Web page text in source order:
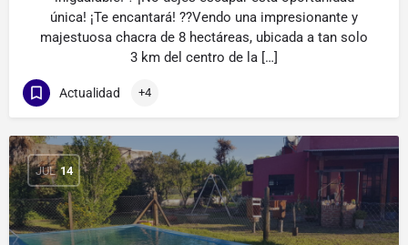
única! ¡Te encantará! ??Vendo una impresionante y
majestuosa chacra de 8 hectáreas, ubicada a tan solo
3 km del centro de la […]
Actualidad +4
JUL 14